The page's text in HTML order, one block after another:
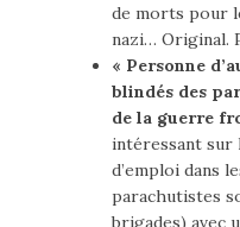
de morts pour
nazi… Original.
« Personne
blindés des
de la guerre
intéressant sur
d’emploi dans
parachutistes
brigades) avec